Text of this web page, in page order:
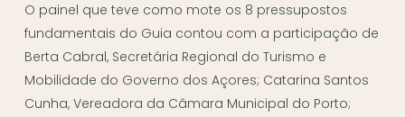
O painel que teve como mote os 8 pressupostos
fundamentais do Guia contou com a participação de
Berta Cabral, Secretária Regional do Turismo e
Mobilidade do Governo dos Açores; Catarina Santos
Cunha, Vereadora da Câmara Municipal do Porto;